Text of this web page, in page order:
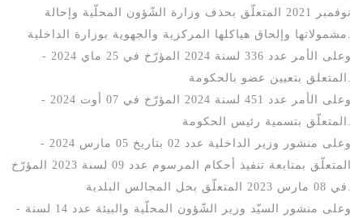
نوفمبر 2021 المتعلّق بحذف وزارة الشّؤون المحلّية وإحالة
- وعلى الأمر عدد 336 لسنة 2024 المؤرّخ في 25 ماي 2024
- وعلى الأمر عدد 451 لسنة 2024 المؤرّخ في 07 أوت 2024
- وعلى منشور وزير الداخلية عدد 02 بتاريخ 05 مارس 2024
المتعلّق بمتابعة تنفيذ أحكام المرسوم عدد 09 لسنة 2023 المؤرّخ
- وعلى منشور السيّد وزير الشّؤون المحلّية والبيئة عدد 14 لسنة